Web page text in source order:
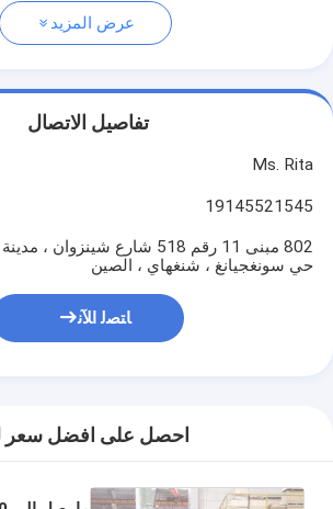
عرض المزيد
تفاصيل الاتصال
Ms. Rita
19145521545
802 مبنى 11 رقم 518 شارع شينزوان
حي سونغجيانغ ، شنغهاي ، الصين
ﺎﺘﺼﻟ ﺍﻶﻧ
احصل على افضل سعر